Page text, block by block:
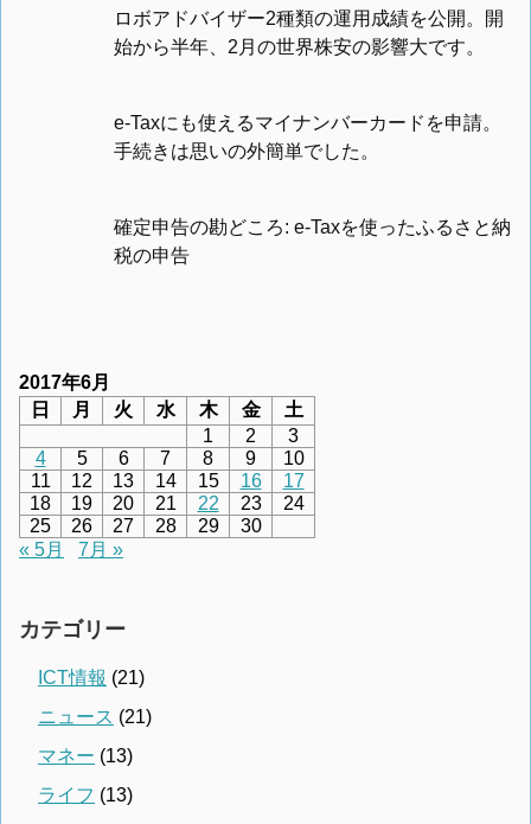
ロボアドバイザー2種類の運用成績を公開。開
始から半年、2月の世界株安の影響大です。
e-Taxにも使えるマイナンバーカードを申請。
手続きは思いの外簡単でした。
確定申告の勘どころ: e-Taxを使ったふるさと納
税の申告
2017年6月
日
月 火 水 木 金
土
1
2
3
4
5 6 7 8 9
10
11
12 13 14 15 16
17
18
19 20 21 22 23
24
25
26 27 28 29
30
« 5月
7月 »
カテゴリー
ICT情報 (21)
ニュース (21)
マネー (13)
ライフ (13)